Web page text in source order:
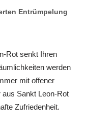
Entrümpelung
Rot senkt Ihren
werden
mit offener
Sankt Leon-Rot
Zufriedenheit.